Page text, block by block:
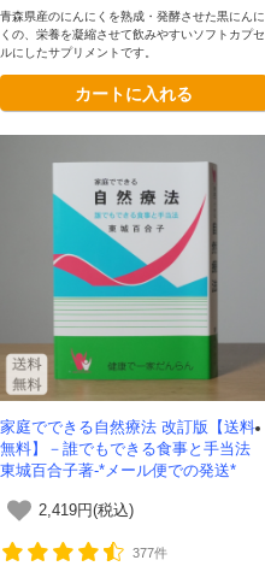
青森県産のにんにくを熟成・発酵させた黒にんに
くの、栄養を凝縮させて飲みやすいソフトカプセ
ルにしたサプリメントです。
カートに入れる
家庭でできる自然療法 改訂版【送料
無料】－誰でもできる食事と手当法
東城百合子著-*メール便での発送*
2,419円(税込)
377件